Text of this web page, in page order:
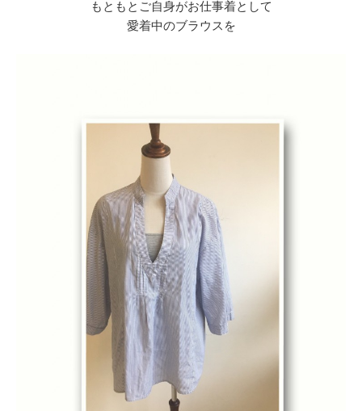
もともとご自身がお仕事着として
愛着中のブラウスを